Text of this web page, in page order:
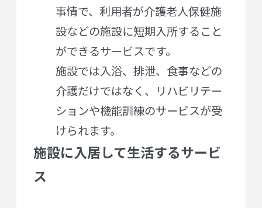
事情で、利用者が介護老人保健施
設などの施設に短期入所すること
ができるサービスです。
施設では入浴、排泄、食事などの
介護だけではなく、リハビリテー
ションや機能訓練のサービスが受
けられます。
施設に入居して生活するサービ
ス